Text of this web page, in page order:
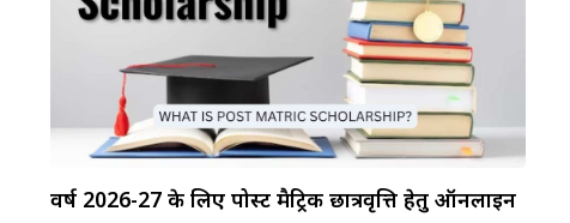
वर्ष 2026-27 के लिए पोस्ट मैट्रिक छात्रवृत्ति हेतु ऑनलाइन